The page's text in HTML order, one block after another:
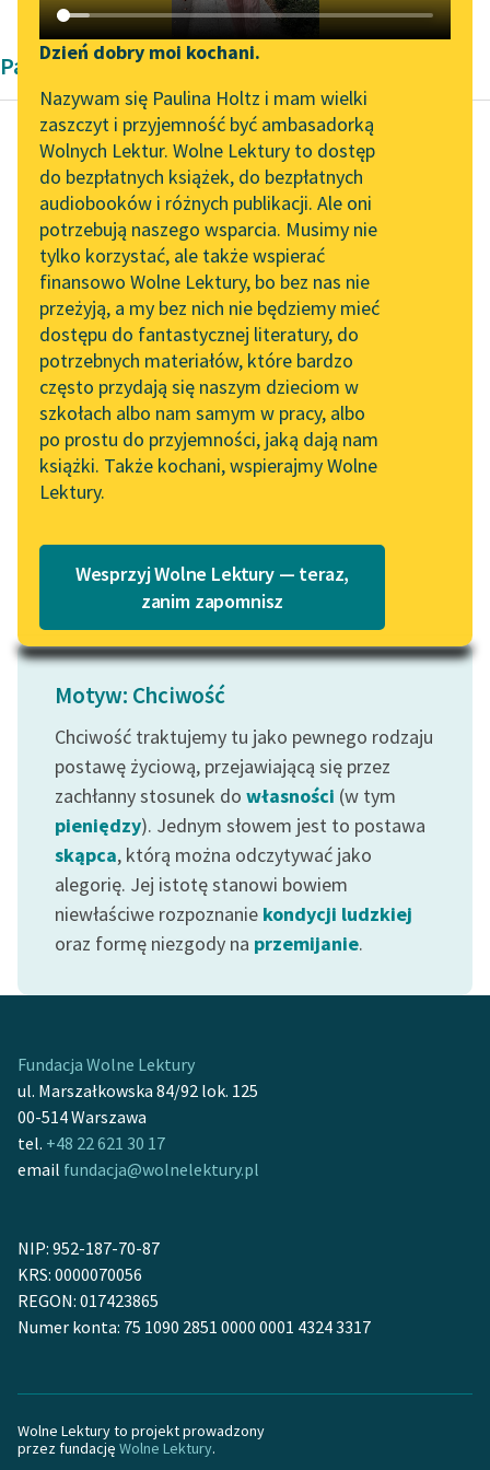
Katalog DAISY
Podkasty o książkach
Zgłoś brak utworu
Aktualności
„Prokurator Alicja Horn”
do słuchania
Byliśmy częścią AI Impact
Lab
Zapraszamy na spotkanie
online z tłumaczkami
literatury skandynawskiej
Spotkanie z Katarzyną
Tunkiel w Oslo
102. lata temu zmarł
Joseph Conrad
Lektury szkolne i klasyka
literatury do słuchania dla
uczennic i uczniów z
szkolnych i literatury do
słuchania dla uczennic i
uczniów z
niepełnosprawnościami
Feministyczne inspiracje.
Popularyzacja
skandynawskiej literatury
feministycznej
Ręce pełne poezji
twórców przechodzących
do domeny publicznej,
lektur szkolnych oraz
Starego Testamentu
Odkurzamy bohaterów
Lektur
Narzędzia
Mapa Wolnych Lektur
Leśmianator
Przewodnik dla piszących i
czytających
API
OAI-PMH
Widget Wolnych Lektur
Przypisy
Katalog w formacie PDF
O nas
O projekcie
Zespół
Dzień dobry moi kochani.
Nazywam się Paulina Holtz i mam wielki
zaszczyt i przyjemność być ambasadorką
Wolnych Lektur. Wolne Lektury to dostęp
do bezpłatnych książek, do bezpłatnych
audiobooków i różnych publikacji. Ale oni
potrzebują naszego wsparcia. Musimy nie
tylko korzystać, ale także wspierać
finansowo Wolne Lektury, bo bez nas nie
przeżyją, a my bez nich nie będziemy mieć
dostępu do fantastycznej literatury, do
potrzebnych materiałów, które bardzo
często przydają się naszym dzieciom w
szkołach albo nam samym w pracy, albo
po prostu do przyjemności, jaką dają nam
książki. Także kochani, wspierajmy Wolne
Lektury.
Wesprzyj Wolne Lektury — teraz,
zanim zapomnisz
Pamiętnik Pozytywizm
Kazimierz Deczyński
Żywot chłopa
polskiego na
początku XIX
stulecia
Zmiana miar, w
Królestwie Polskim w
r. 1819 zaprowadzona,
posłużyła również panu
Czartkowskiemu do
Czytaj więcej
Motyw: Chciwość
Chciwość traktujemy tu jako pewnego rodzaju
postawę życiową, przejawiającą się przez
zachłanny stosunek do własności (w tym
pieniędzy). Jednym słowem jest to postawa
skąpca, którą można odczytywać jako
alegorię. Jej istotę stanowi bowiem
niewłaściwe rozpoznanie kondycji ludzkiej
oraz formę niezgody na przemijanie.
Fundacja Wolne Lektury
ul. Marszałkowska 84/92 lok. 125
00-514 Warszawa
tel. +48 22 621 30 17
email fundacja@wolnelektury.pl
NIP: 952-187-70-87
KRS: 0000070056
REGON: 017423865
Numer konta: 75 1090 2851 0000 0001 4324 3317
Wolne Lektury to projekt prowadzony
przez fundację Wolne Lektury.